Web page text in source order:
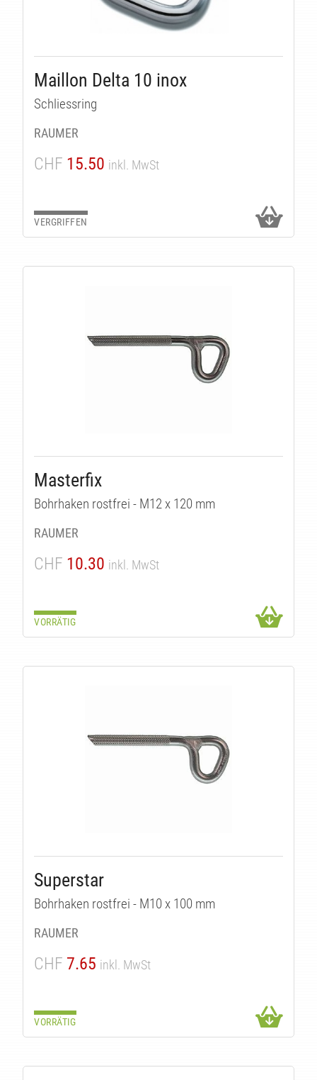
Maillon Delta 10 inox
Schliessring
RAUMER
CHF 15.50 inkl. MwSt
VERGRIFFEN
Masterfix
Bohrhaken rostfrei - M12 x 120 mm
RAUMER
CHF 10.30 inkl. MwSt
VORRÄTIG
Superstar
Bohrhaken rostfrei - M10 x 100 mm
RAUMER
CHF 7.65 inkl. MwSt
VORRÄTIG